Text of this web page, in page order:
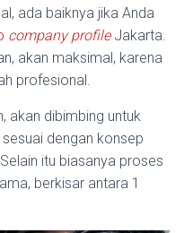
ada baiknya jika Anda
company profileJakarta.
akan maksimal, karena
profesional.
akan dibimbing untuk
dengan konsep
itu biasanya proses
berkisar antara 1